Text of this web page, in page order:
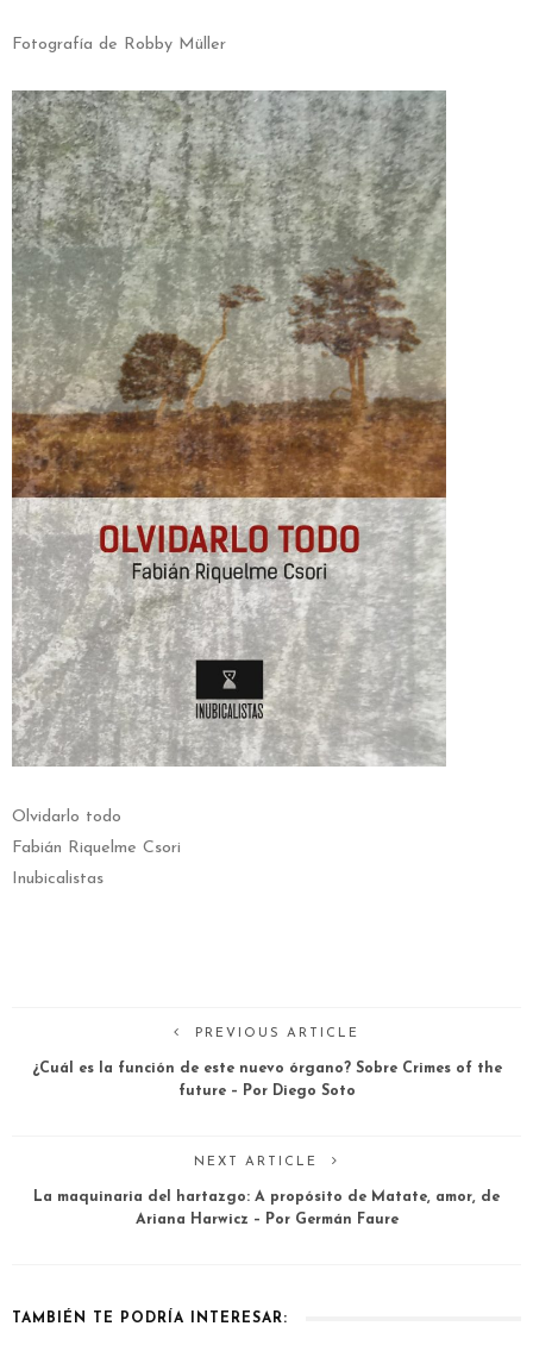
Fotografía de Robby Müller
Olvidarlo todo
Fabián Riquelme Csori
Inubicalistas
PREVIOUS ARTICLE
¿Cuál es la función de este nuevo órgano? Sobre Crimes of the
future – Por Diego Soto
NEXT ARTICLE
La maquinaria del hartazgo: A propósito de Matate, amor, de
Ariana Harwicz – Por Germán Faure
TAMBIÉN TE PODRÍA INTERESAR: